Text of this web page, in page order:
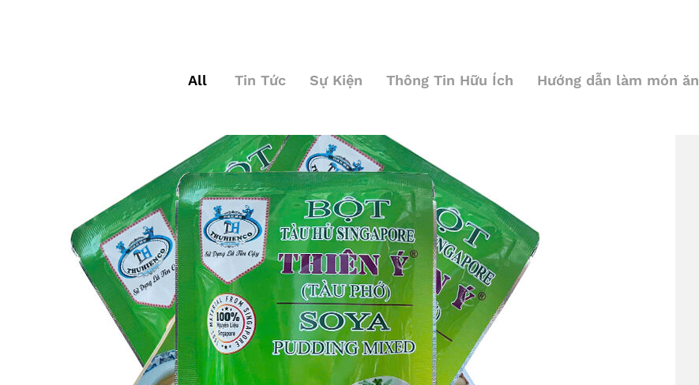
All Tin Tức Sự Kiện Thông Tin Hữu Ích Hướng dẫn làm món ăn